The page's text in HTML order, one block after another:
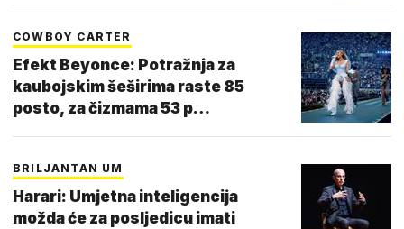
COWBOY CARTER
Efekt Beyonce: Potražnja za
kaubojskim šeširima raste 85
posto, za čizmama 53 p…
BRILJANTAN UM
Harari: Umjetna inteligencija
možda će za posljedicu imati